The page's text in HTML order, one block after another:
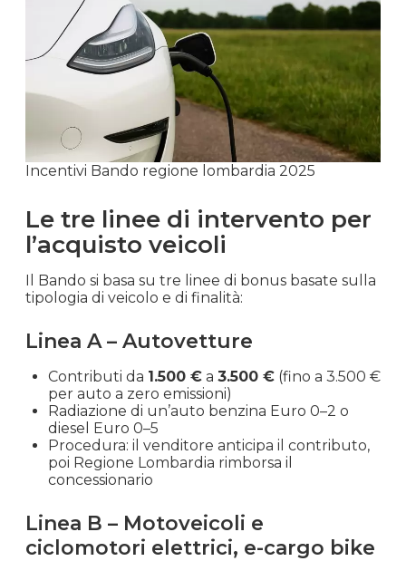
Incentivi Bando regione lombardia 2025
Le tre linee di intervento per
l’acquisto veicoli
Il Bando si basa su tre linee di bonus basate sulla
tipologia di veicolo e di finalità:
Linea A – Autovetture
Contributi da 1.500 € a 3.500 € (fino a 3.500 €
per auto a zero emissioni)
Radiazione di un’auto benzina Euro 0–2 o
diesel Euro 0–5
Procedura: il venditore anticipa il contributo,
poi Regione Lombardia rimborsa il
concessionario
Linea B – Motoveicoli e
ciclomotori elettrici, e-cargo bike